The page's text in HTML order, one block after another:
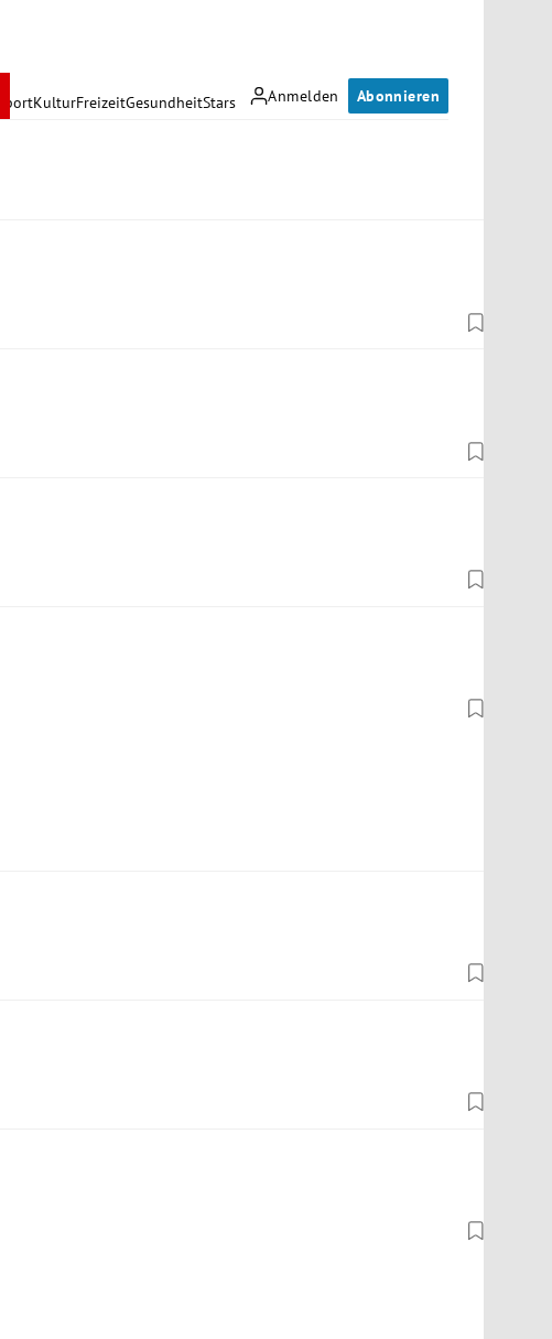
Anmelden Abonnieren
SportKulturFreizeitGesundheitStars